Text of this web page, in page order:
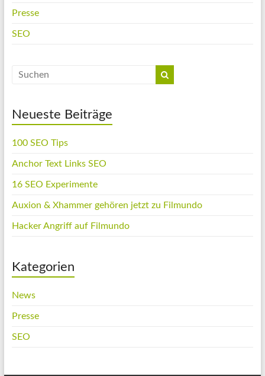
Presse
SEO
Neueste Beiträge
100 SEO Tips
Anchor Text Links SEO
16 SEO Experimente
Auxion & Xhammer gehören jetzt zu Filmundo
Hacker Angriff auf Filmundo
Kategorien
News
Presse
SEO